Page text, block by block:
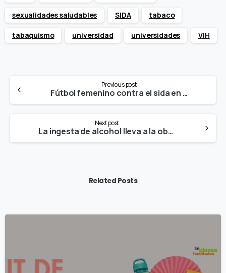
sexualidades saludables SIDA tabaco
tabaquismo universidad universidades VIH
Reading
Previous post
Fútbol femenino contra el sida en Sudáfrica.
Next post
La ingesta de alcohol lleva a la obesidad abdominal.
Related Posts